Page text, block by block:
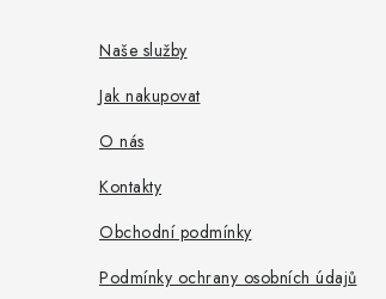
Naše služby
Jak nakupovat
O nás
Kontakty
Obchodní podmínky
Podmínky ochrany osobních údajů